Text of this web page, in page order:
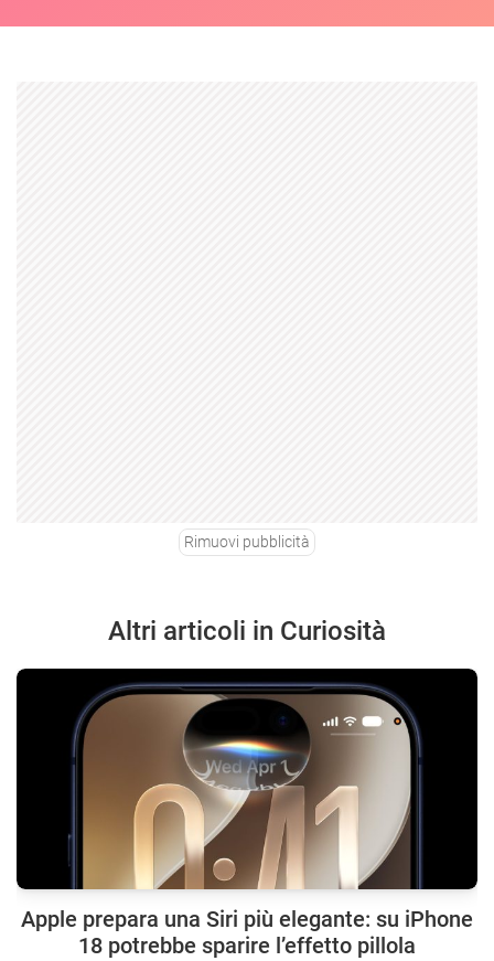
Rimuovi pubblicità
Altri articoli in Curiosità
Apple prepara una Siri più elegante: su iPhone
18 potrebbe sparire l’effetto pillola